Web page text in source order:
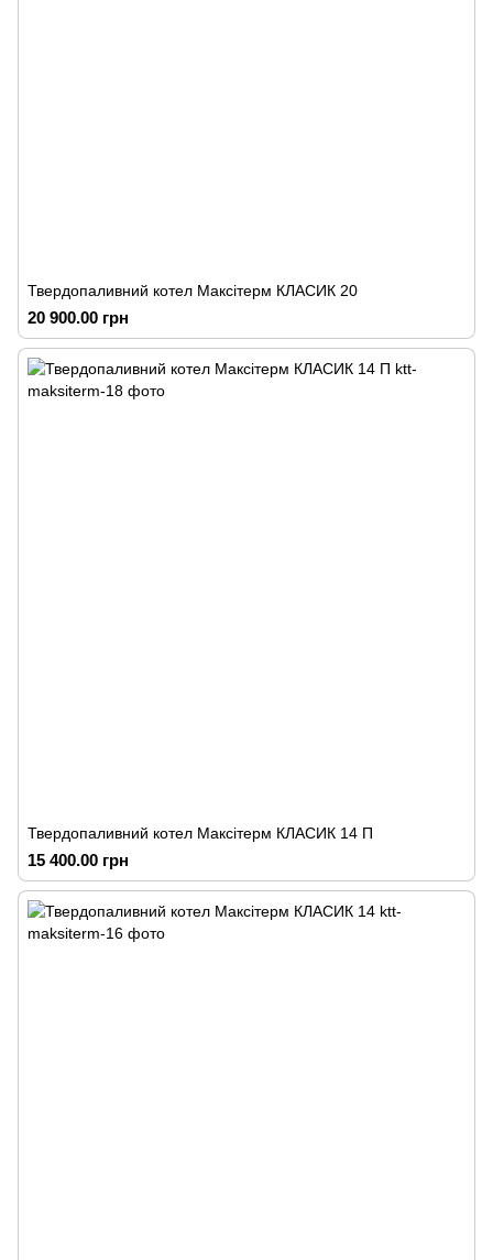
Твердопаливний котел Максітерм КЛАСИК 20
20 900.00 грн
Твердопаливний котел Максітерм КЛАСИК 14 П
15 400.00 грн